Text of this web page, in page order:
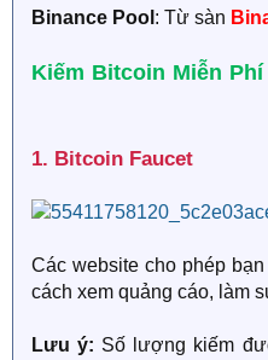
Binance Pool : Từ sàn
Kiếm Bitcoin Miễn
1. Bitcoin Faucet​
Các website cho phép
cách xem quảng cáo, làm
Lưu ý: Số lượng kiếm